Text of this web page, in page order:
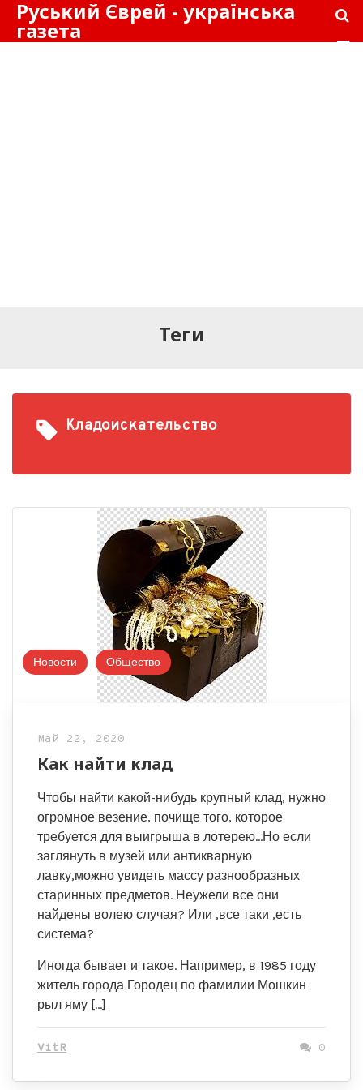
Руський Єврей - українська
газета
Теги
Кладоискательство
Новости Общество
Май 22, 2020
Как найти клад
Чтобы найти какой-нибудь крупный клад, нужно
огромное везение, почище того, которое
требуется для выигрыша в лотерею…Но если
заглянуть в музей или антикварную
лавку,можно увидеть массу разнообразных
старинных предметов. Неужели все они
найдены волею случая? Или ,все таки ,есть
система?
Иногда бывает и такое. Например, в 1985 году
житель города Городец по фамилии Мошкин
рыл яму […]
VitR 0